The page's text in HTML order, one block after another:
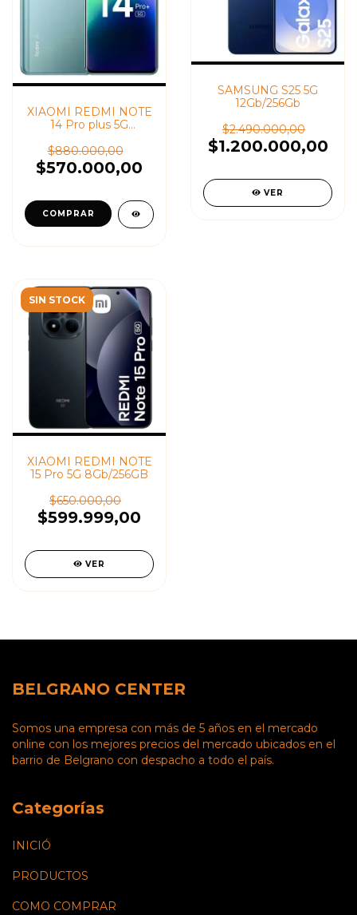
XIAOMI REDMI NOTE
14 Pro plus 5G
$880.000,00
$570.000,00
SAMSUNG S25 5G
12Gb/256Gb
$2.490.000,00
$1.200.000,00
VER
SIN STOCK
XIAOMI REDMI NOTE
15 Pro 5G 8Gb/256GB
$650.000,00
$599.999,00
VER
BELGRANO CENTER
Somos una empresa con más de 5 años en el mercado
online con los mejores precios del mercado ubicados en el
barrio de Belgrano con despacho a todo el país.
Categorías
INICIÓ
PRODUCTOS
COMO COMPRAR